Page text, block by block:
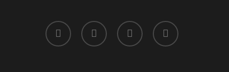
facebook youtube
google-
plus
instagram